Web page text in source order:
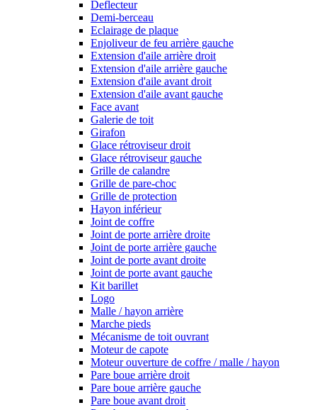
Deflecteur
Demi-berceau
Eclairage de plaque
Enjoliveur de feu arrière gauche
Extension d'aile arrière droit
Extension d'aile arrière gauche
Extension d'aile avant droit
Extension d'aile avant gauche
Face avant
Galerie de toit
Girafon
Glace rétroviseur droit
Glace rétroviseur gauche
Grille de calandre
Grille de pare-choc
Grille de protection
Hayon inférieur
Joint de coffre
Joint de porte arrière droite
Joint de porte arrière gauche
Joint de porte avant droite
Joint de porte avant gauche
Kit barillet
Logo
Malle / hayon arrière
Marche pieds
Mécanisme de toit ouvrant
Moteur de capote
Moteur ouverture de coffre / malle / hayon
Pare boue arrière droit
Pare boue arrière gauche
Pare boue avant droit